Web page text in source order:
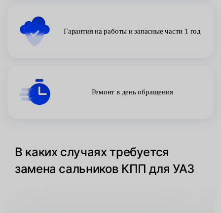
Гарантия на работы и запасные части 1 год
Ремонт в день обращения
В каких случаях требуется
замена сальников КПП для УАЗ